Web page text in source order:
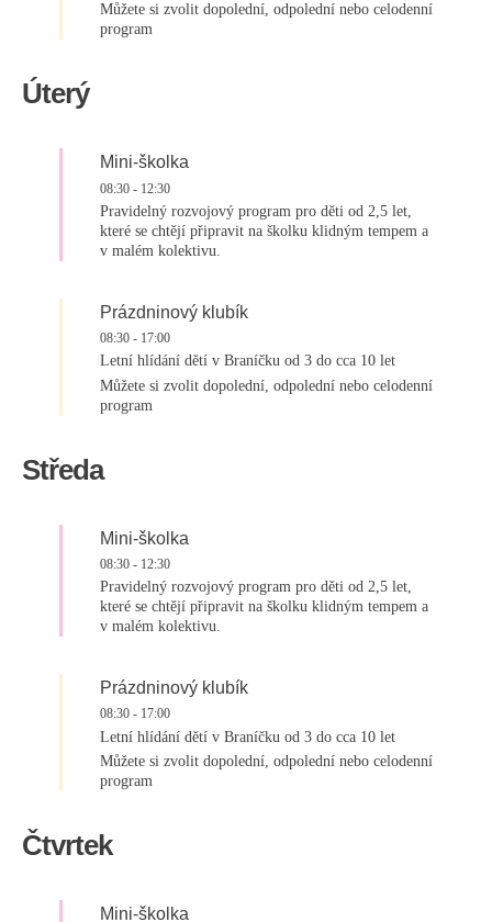
Můžete si zvolit dopolední, odpolední nebo celodenní
program
Úterý
Mini-školka
08:30 - 12:30
Pravidelný rozvojový program pro děti od 2,5 let,
které se chtějí připravit na školku klidným tempem a
v malém kolektivu.
Prázdninový klubík
08:30 - 17:00
Letní hlídání dětí v Braníčku od 3 do cca 10 let
Můžete si zvolit dopolední, odpolední nebo celodenní
program
Středa
Mini-školka
08:30 - 12:30
Pravidelný rozvojový program pro děti od 2,5 let,
které se chtějí připravit na školku klidným tempem a
v malém kolektivu.
Prázdninový klubík
08:30 - 17:00
Letní hlídání dětí v Braníčku od 3 do cca 10 let
Můžete si zvolit dopolední, odpolední nebo celodenní
program
Čtvrtek
Mini-školka